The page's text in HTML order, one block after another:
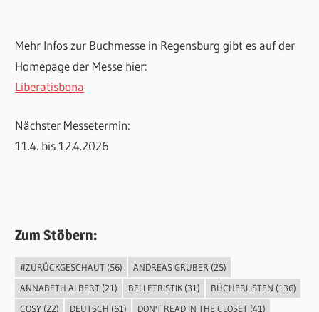
Mehr Infos zur Buchmesse in Regensburg gibt es auf der
Homepage der Messe hier:
Liberatisbona
Nächster Messetermin:
11.4. bis 12.4.2026
Zum Stöbern:
#ZURÜCKGESCHAUT(56) ANDREAS GRUBER (25)
ANNABETH ALBERT(21) BELLETRISTIK(31) BÜCHERLISTEN (136)
COSY(22) DEUTSCH (61) DON'T READ IN THE CLOSET(41)